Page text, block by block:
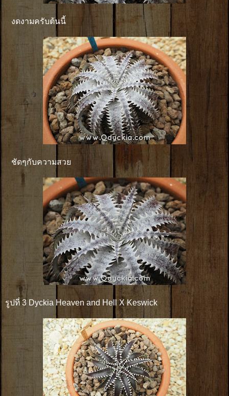
งดงามครับต้นนี้
ชัดๆกับความสวย
รูปที่ 3 Dyckia Heaven and Hell X Keswick